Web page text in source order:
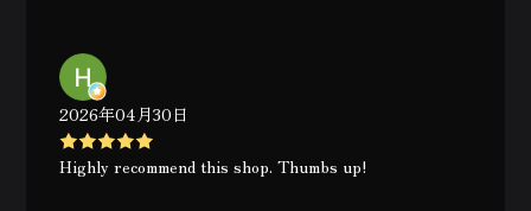
2026年04月30日
Highly recommend this shop. Thumbs up!